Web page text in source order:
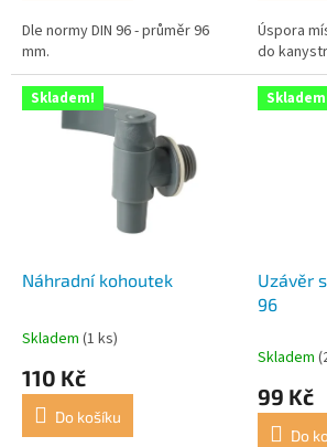
Dle normy DIN 96 - průměr 96
mm.
Úspora
do
Skladem!
Náhradní kohoutek
Průměrné
produktu
4,0
Skladem (1 ks)
110 Kč
Do košíku
Uzávěr
96
Skladem
99 Kč
Do